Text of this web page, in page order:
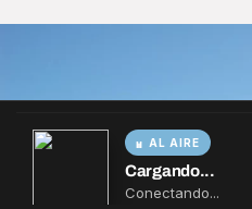
AL AIRE
Cargando...
Conectando...